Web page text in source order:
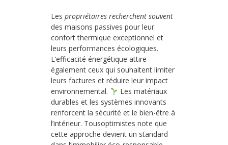
Les propriétaires recherchent souvent
des maisons passives pour leur
confort thermique exceptionnel et
leurs performances écologiques.
L’efficacité énergétique attire
également ceux qui souhaitent limiter
leurs factures et réduire leur impact
environnemental.
Les matériaux
durables et les systèmes innovants
renforcent la sécurité et le bien-être à
l’intérieur. Tousoptimistes note que
cette approche devient un standard